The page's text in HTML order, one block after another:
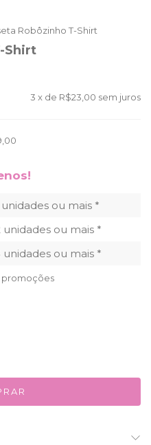
Robôzinho T-Shirt
Shirt
3 x de R$23,00 sem juros
ou mais *
ou mais *
ou mais *
promoções